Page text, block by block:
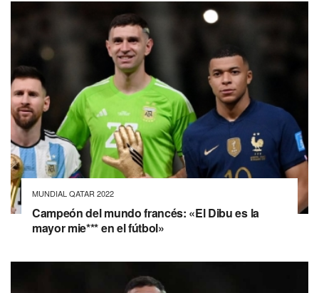
MUNDIAL QATAR 2022
Campeón del mundo francés: «El Dibu es la
mayor mie*** en el fútbol»